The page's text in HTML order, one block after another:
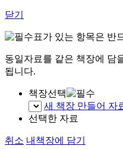
닫기
표가 있는 항목은 반
동일자료를 같은 책장에 담
됩니다.
책장선택
새 책장 만들어 자
선택한 자료
취소 내책장에 담기